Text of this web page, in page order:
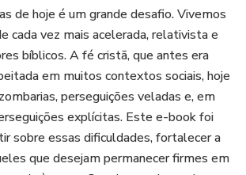
de hoje é um grande desafio. Vivemos
cada vez mais acelerada, relativista e
bíblicos. A fé cristã, que antes era
em muitos contextos sociais, hoje
perseguições veladas e, em
explícitas. Este e-book foi
sobre essas dificuldades, fortalecer a
que desejam permanecer firmes em